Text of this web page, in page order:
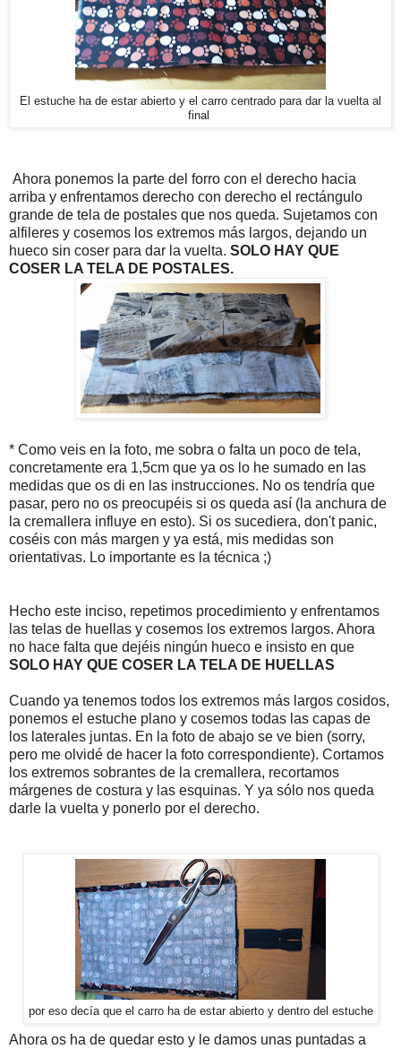
El estuche ha de estar abierto y el carro centrado para dar la vuelta al
final
Ahora ponemos la parte del forro con el derecho hacia
arriba y enfrentamos derecho con derecho el rectángulo
grande de tela de postales que nos queda. Sujetamos con
alfileres y cosemos los extremos más largos, dejando un
hueco sin coser para dar la vuelta. SOLO HAY QUE
COSER LA TELA DE POSTALES.
* Como veis en la foto, me sobra o falta un poco de tela,
concretamente era 1,5cm que ya os lo he sumado en las
medidas que os di en las instrucciones. No os tendría que
pasar, pero no os preocupéis si os queda así (la anchura de
la cremallera influye en esto). Si os sucediera, don't panic,
coséis con más margen y ya está, mis medidas son
orientativas. Lo importante es la técnica ;)
Hecho este inciso, repetimos procedimiento y enfrentamos
las telas de huellas y cosemos los extremos largos. Ahora
no hace falta que dejéis ningún hueco e insisto en que
SOLO HAY QUE COSER LA TELA DE HUELLAS
Cuando ya tenemos todos los extremos más largos cosidos,
ponemos el estuche plano y cosemos todas las capas de
los laterales juntas. En la foto de abajo se ve bien (sorry,
pero me olvidé de hacer la foto correspondiente). Cortamos
los extremos sobrantes de la cremallera, recortamos
márgenes de costura y las esquinas. Y ya sólo nos queda
darle la vuelta y ponerlo por el derecho.
por eso decía que el carro ha de estar abierto y dentro del estuche
Ahora os ha de quedar esto y le damos unas puntadas a